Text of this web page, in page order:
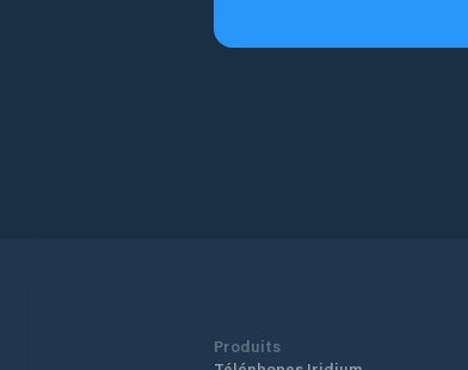
Produits